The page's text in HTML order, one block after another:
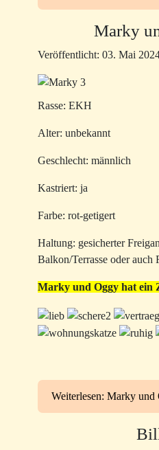
Marky
Veröffentlicht: 03. Mai
Rasse: EKH
Alter: unbekannt
Geschlecht: männlich
Kastriert: ja
Farbe: rot-getigert
Haltung: gesicherter
Balkon/Terrasse oder auch
Marky und Oggy hat ein
Weiterlesen: Marky und